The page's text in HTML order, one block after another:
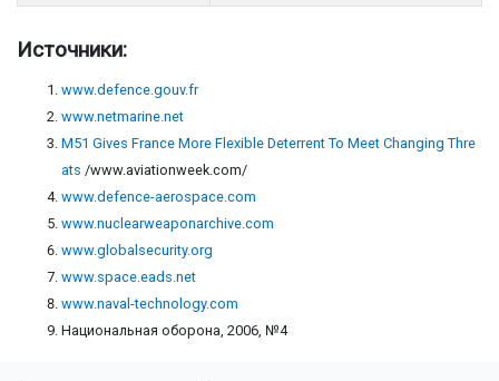
Источники:
www.defence.gouv.fr
www.netmarine.net
M51 Gives France More Flexible Deterrent To Meet Changing Thre
ats /www.aviationweek.com/
www.defence-aerospace.com
www.nuclearweaponarchive.com
www.globalsecurity.org
www.space.eads.net
www.naval-technology.com
Национальная оборона, 2006, №4